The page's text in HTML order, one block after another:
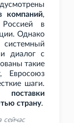
компаний,
в
Однако
диалог с
такие
Евросоюз
шаги.
поставки
страну.
сейчас